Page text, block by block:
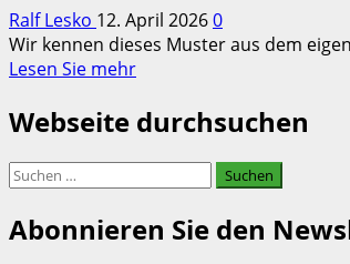
Ralf Lesko 12. April 20260
Wir kennen dieses Muster aus dem
Lesen Sie mehrRead
about
wir
erst
steigenden
Webseite durchsuchen
Suchen
Abonnieren Sie den